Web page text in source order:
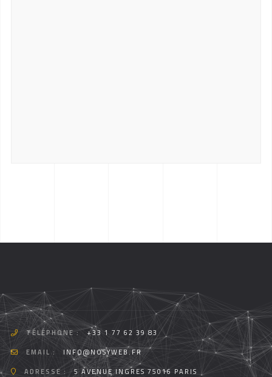
TÉLÉPHONE :
+33 1 77 62 39 83
EMAIL :
INFO@NOSYWEB.FR
ADRESSE :
5 AVENUE INGRES 75016 PARIS